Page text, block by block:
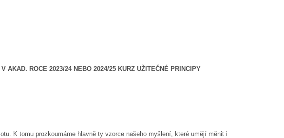
AKAD. ROCE 2023/24 NEBO 2024/25 KURZ UŽITEČNÉ PRINCIPY
K tomu prozkoumáme hlavně ty vzorce našeho myšlení, které umějí měnit i